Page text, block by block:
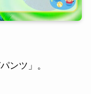
ンツ」。